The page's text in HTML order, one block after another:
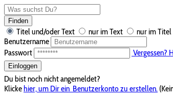
Finden
Titel und/oder Text nur im Text
nur im Titel
Benutzername
Passwort
Vergessen?
Einloggen
Du bist noch nicht angemeldet?
Klickehier, um Dir ein Benutzerkonto zu erstellen.